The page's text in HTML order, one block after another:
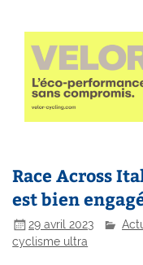
Race Across
est bien
29 avril 2023
cyclisme ultra